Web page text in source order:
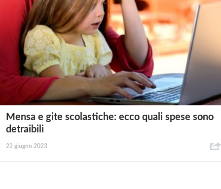
Mensa e gite scolastiche: ecco quali spese sono
detraibili
22 giugno 2023